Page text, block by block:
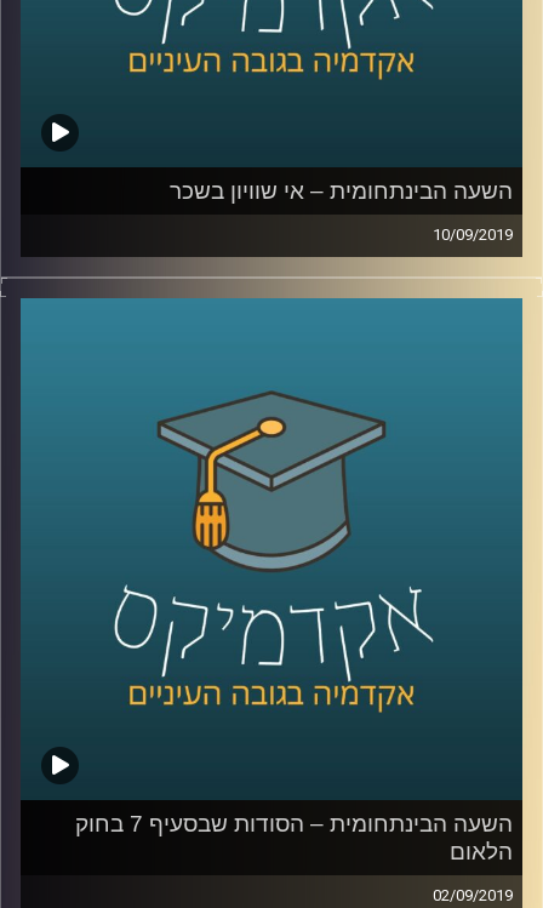
בשעה מרתקת שהולכת לגלות לכם המון דברים
על העבר וגם על העתיד, ד"ר רויטל הולנדר
מביה"ס אדלסון ליזמות לוקחת אותנו דרך יוהן
סבסטיאן באך, אלן טיורינג, הולגרמות יפניות
וקהילת מוזיקאים בתל אביב לנפלאות הפיתוחים
הטכנולוגיים בתחום המוזיקה
קרדיט תמונות:AudioVersity
השעה הבינתחומית – אי שוויון בשכר
10/09/2019
אפליה מגדרית היא דבר שקיים בהמון תחומי
שני מחקרים של ד"ר טלי רגב מביה"ס טיומקין
לכלכלה, החוקרת כלכלת עבודה בהתמחות של
פערים באי שוויון בשווקים, מביאים מידע מאוד
האחד בנוגע להשפעה של שפה מגדרית על
תוצאות במבחנים
,והשני מדבר על שוק שאמור
להיות אנונימי ועדיין ניתן לראות כיצד ההשפעה
של איפיון למגדר פוגעת בנשים- השוק המקוון
השעה הבינתחומית – הסודות שבסעיף 7 בחוק
הלאום
02/09/2019